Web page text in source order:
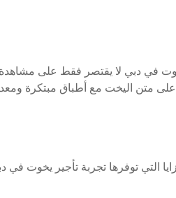
في دبي لا يقتصر فقط على مشاهدة
متن اليخت مع أطباق مبتكرة
التي توفرها تجربة تأجير يخوت